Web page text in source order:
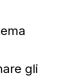
gli